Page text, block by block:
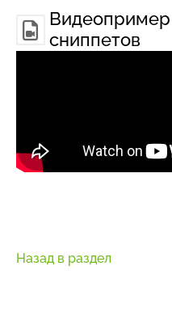
Видеопример
сниппетов
Назад в раздел